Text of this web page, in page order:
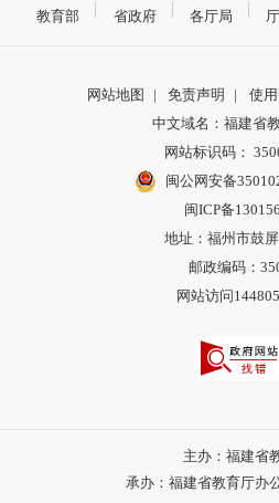
教育部 省政府 各厅局
网站地图 | 免责声明 | 使
中文域名：福建省
网站标识码：
闽公网安备
闽ICP备
地址：福州市鼓
邮政编码：
网站访问
主办：福建省
承办：福建省教育厅办